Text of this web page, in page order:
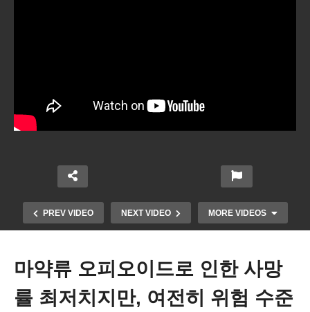
PREV VIDEO NEXT VIDEO MORE VIDEOS
마약류 오피오이드로 인한 사망
률 최저치지만, 여전히 위험 수준